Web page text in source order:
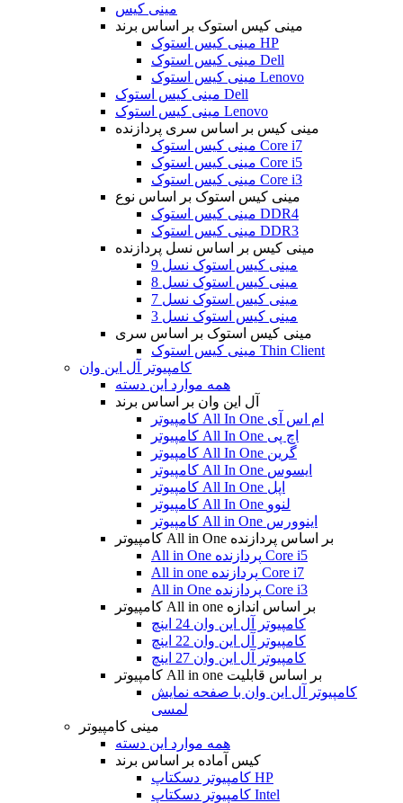
مینی کیس
مینی کیس استوک بر اساس برند
مینی کیس استوک HP
مینی کیس استوک Dell
مینی کیس استوک Lenovo
مینی کیس استوک Dell
مینی کیس استوک Lenovo
مینی کیس بر اساس سری پردازنده
مینی کیس استوک Core i7
مینی کیس استوک Core i5
مینی کیس استوک Core i3
مینی کیس استوک بر اساس نوع
مینی کیس استوک DDR4
مینی کیس استوک DDR3
مینی کیس بر اساس نسل پردازنده
مینی کیس استوک نسل 9
مینی کیس استوک نسل 8
مینی کیس استوک نسل 7
مینی کیس استوک نسل 3
مینی کیس استوک بر اساس سری
مینی کیس استوک Thin Client
کامپیوتر آل این وان
همه موارد این دسته
آل این وان بر اساس برند
کامپیوتر All In One ام اس آی
کامپیوتر All In One اچ پی
کامپیوتر All In One گرین
کامپیوتر All In One ایسوس
کامپیوتر All In One اپل
کامپیوتر All In One لنوو
کامپیوتر All in One اینوورس
کامپیوتر All in One بر اساس پردازنده
All in One پردازنده Core i5
All in one پردازنده Core i7
All in One پردازنده Core i3
کامپیوتر All in one بر اساس اندازه
کامپیوتر آل این وان 24 اینچ
کامپیوتر آل این وان 22 اینچ
کامپیوتر آل این وان 27 اینچ
کامپیوتر All in one بر اساس قابلیت
کامپیوتر آل این وان با صفحه نمایش
لمسی
مینی کامپیوتر
همه موارد این دسته
کیس آماده بر اساس برند
کامپیوتر دسکتاپ HP
کامپیوتر دسکتاپ Intel